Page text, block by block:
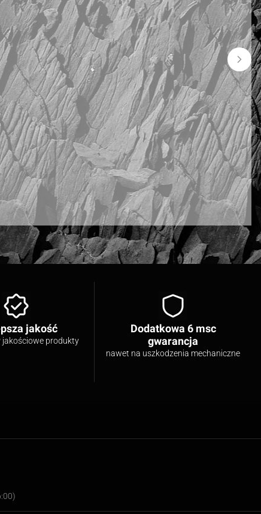
jakość
jakościowe produkty
Dodatkowa 6 msc
gwarancja
nawet na uszkodzenia mechaniczne